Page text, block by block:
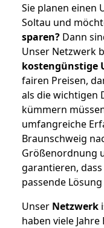
Sie planen einen
Soltau und
sparen? Dann
Unser Netzwerk
kostengünstige
fairen Preisen,
als die wichtigen
kümmern
umfangreiche
Braunschweig
Größenordnung
garantieren,
passende
Unser Netzwerk
haben viele